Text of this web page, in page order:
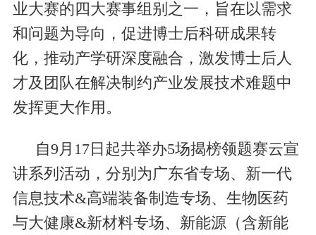
业大赛的四大赛事组别之一，旨在以需求
和问题为导向，促进博士后科研成果转
化，推动产学研深度融合，激发博士后人
才及团队在解决制约产业发展技术难题中
发挥更大作用。
自9月17日起共举办5场揭榜领题赛云宣
讲系列活动，分别为广东省专场、新一代
信息技术&高端装备制造专场、生物医药
与大健康&新材料专场、新能源（含新能